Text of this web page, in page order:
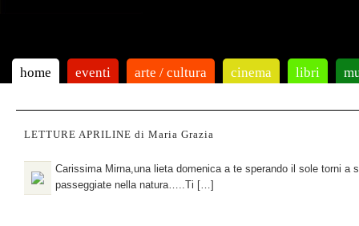
home eventi arte / cultura cinema libri
LETTURE APRILINE di Maria Grazia
Carissima Mirna,una lieta domenica a te sperando il sole torni a
passeggiate nella natura…..Ti […]